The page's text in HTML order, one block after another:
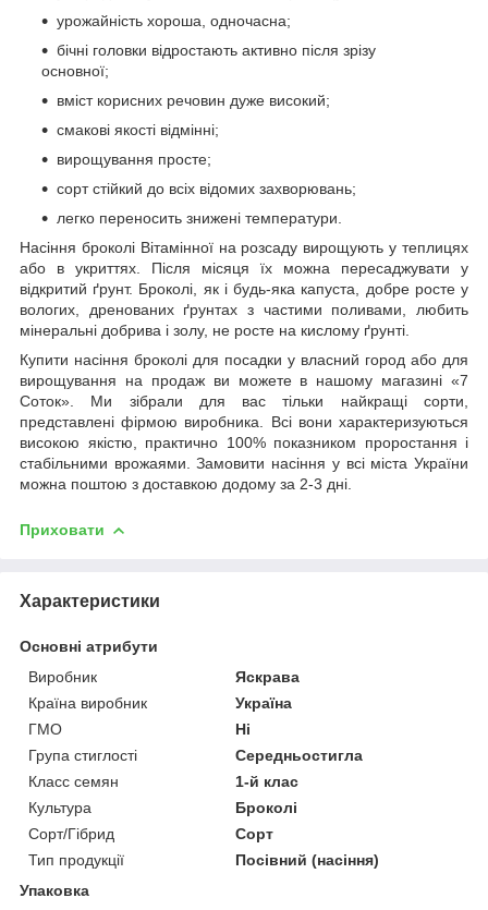
урожайність хороша, одночасна;
бічні головки відростають активно після зрізу
основної;
вміст корисних речовин дуже високий;
смакові якості відмінні;
вирощування просте;
сорт стійкий до всіх відомих захворювань;
легко переносить знижені температури.
Насіння броколі Вітамінної на розсаду вирощують у теплицях
або в укриттях. Після місяця їх можна пересаджувати у
відкритий ґрунт. Броколі, як і будь-яка капуста, добре росте у
вологих, дренованих ґрунтах з частими поливами, любить
мінеральні добрива і золу, не росте на кислому ґрунті.
Купити насіння броколі для посадки у власний город або для
вирощування на продаж ви можете в нашому магазині «7
Соток». Ми зібрали для вас тільки найкращі сорти,
представлені фірмою виробника. Всі вони характеризуються
високою якістю, практично 100% показником проростання і
стабільними врожаями. Замовити насіння у всі міста України
можна поштою з доставкою додому за 2-3 дні.
Приховати
Характеристики
Основні атрибути
Виробник
Яскрава
Країна виробник
Україна
ГМО
Ні
Група стиглості
Середньостигла
Класс семян
1-й клас
Культура
Броколі
Сорт/Гібрид
Сорт
Тип продукції
Посівний (насіння)
Упаковка